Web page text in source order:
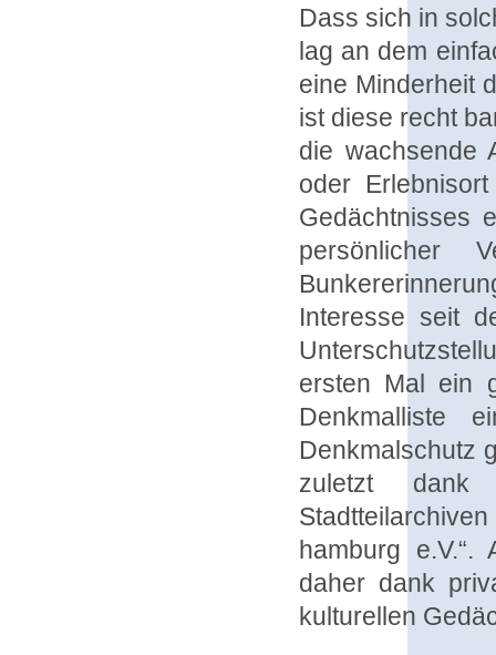
Dass sich in
lag an dem
eine Minderheit
ist diese recht
die wachsende
oder
Gedächtnisses
persönlicher
Interesse seit
ersten Mal ein
Denkmalliste
Denkmalschutz
zuletzt dank
hamburg
daher dank
kulturellen